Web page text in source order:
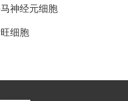
神经元细胞
细胞